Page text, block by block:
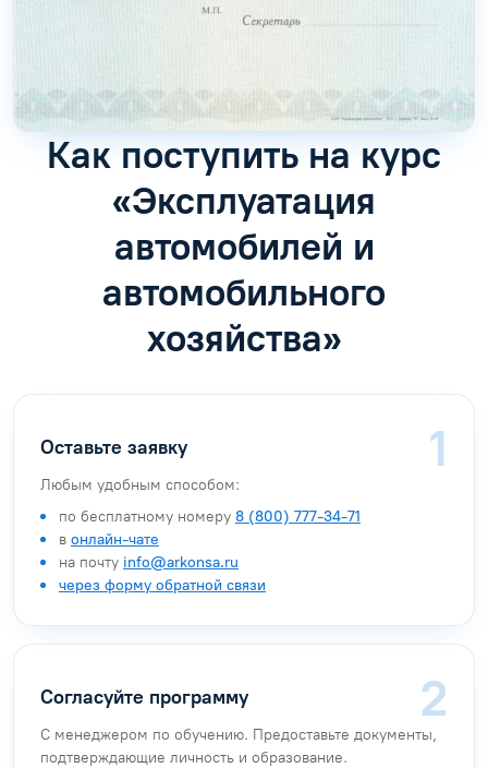
Как поступить на курс
«Эксплуатация
автомобилей и
автомобильного
хозяйства»
Оставьте заявку
Любым удобным способом:
по бесплатному номеру 8 (800) 777-34-71
в онлайн-чате
на почту info@arkonsa.ru
через форму обратной связи
Согласуйте программу
С менеджером по обучению. Предоставьте документы,
подтверждающие личность и образование.